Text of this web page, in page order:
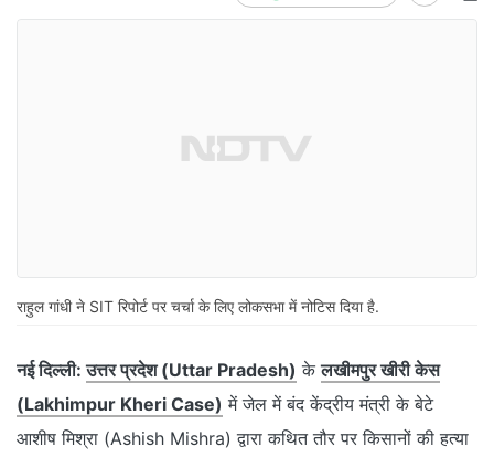
राहुल गांधी ने SIT रिपोर्ट पर चर्चा के लिए लोकसभा में नोटिस दिया है.
नई दिल्ली: उत्तर प्रदेश (Uttar Pradesh) केलखीमपुर खीरी केस
(Lakhimpur Kheri Case) में जेल में बंद केंद्रीय मंत्री के बेटे
आशीष मिश्रा (Ashish Mishra) द्वारा कथित तौर पर किसानों की हत्या